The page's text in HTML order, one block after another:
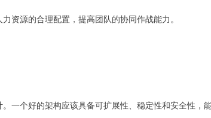
资源的合理配置，提高团队的协同作战能力。
一个好的架构应该具备可扩展性、稳定性和安全性，